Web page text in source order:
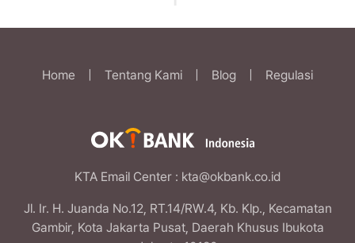
Home Tentang Kami Blog Regulasi
KTA Email Center : kta@okbank.co.id
Jl. Ir. H. Juanda No.12, RT.14/RW.4, Kb. Klp., Kecamatan
Gambir, Kota Jakarta Pusat, Daerah Khusus Ibukota